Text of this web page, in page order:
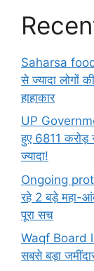
Saharsa
से ज्यादा लोगों
हाहाकार
UP
हुए 6811 करोड़
ज्यादा!
Ongoing
रहे 2 बड़े महा-
पूरा सच
Waqf Board
सबसे बड़ा